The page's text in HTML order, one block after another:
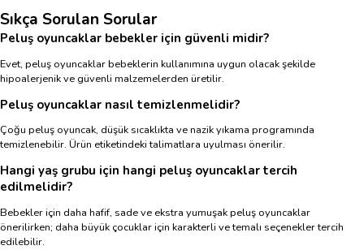
Sıkça Sorulan Sorular
Peluş oyuncaklar bebekler için güvenli midir?
Evet, peluş oyuncaklar bebeklerin kullanımına uygun olacak şekilde
hipoalerjenik ve güvenli malzemelerden üretilir.
Peluş oyuncaklar nasıl temizlenmelidir?
Çoğu peluş oyuncak, düşük sıcaklıkta ve nazik yıkama programında
temizlenebilir. Ürün etiketindeki talimatlara uyulması önerilir.
Hangi yaş grubu için hangi peluş oyuncaklar tercih
edilmelidir?
Bebekler için daha hafif, sade ve ekstra yumuşak peluş oyuncaklar
önerilirken; daha büyük çocuklar için karakterli ve temalı seçenekler tercih
edilebilir.